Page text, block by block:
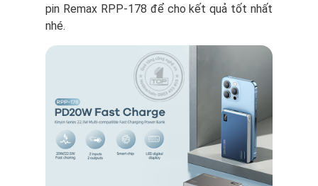
pin Remax RPP-178 để cho kết quả tốt nhất
nhé.